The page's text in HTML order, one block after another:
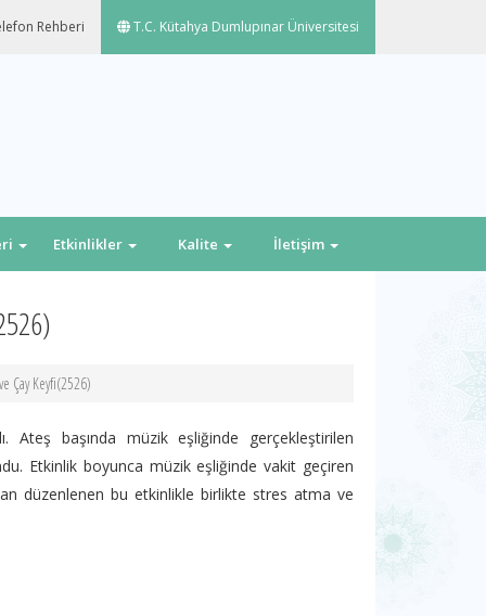
Rehberi T.C. Kütahya Dumlupınar Üniversitesi
Etkinlikler Kalite İletişim
Çay Keyfi(2526)
Ateş başında müzik eşliğinde gerçekleştirilen
Etkinlik boyunca müzik eşliğinde vakit geçiren
düzenlenen bu etkinlikle birlikte stres atma ve